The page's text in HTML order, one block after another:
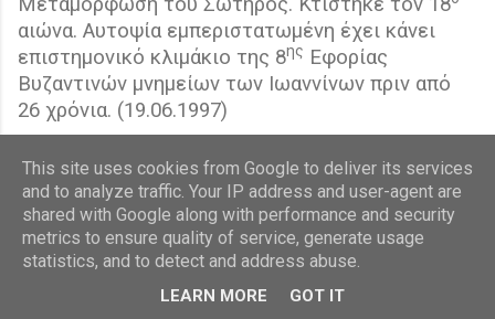
Μεταμόρφωση του Σωτήρος. Κτίστηκε τον 18
αιώνα. Αυτοψία εμπεριστατωμένη έχει κάνει
επιστημονικό κλιμάκιο της 8ης Εφορίας
Βυζαντινών μνημείων των Ιωαννίνων πριν από
26 χρόνια. (19.06.1997)
Η σπηλαιο-εκκλησία του Αγίου Ανδρέα του
Ερημίτη στην Καλάνα.
This site uses cookies from Google to deliver its services
and to analyze traffic. Your IP address and user-agent are
shared with Google along with performance and security
metrics to ensure quality of service, generate usage
statistics, and to detect and address abuse.
LEARN MORE GOT IT